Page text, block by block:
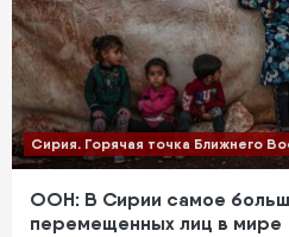
Сирия. Горячая точка Ближнего
ООН: В Сирии самое
перемещенных лиц в мире